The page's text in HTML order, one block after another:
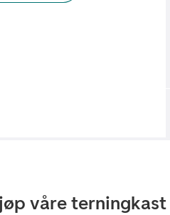
våre terningkast